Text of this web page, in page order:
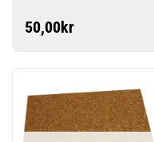
50,00kr